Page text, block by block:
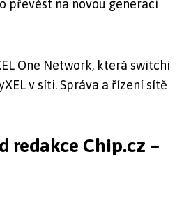
převést na novou generaci
One Network, která switchi
v síti. Správa a řízení sítě
redakce Chip.cz –